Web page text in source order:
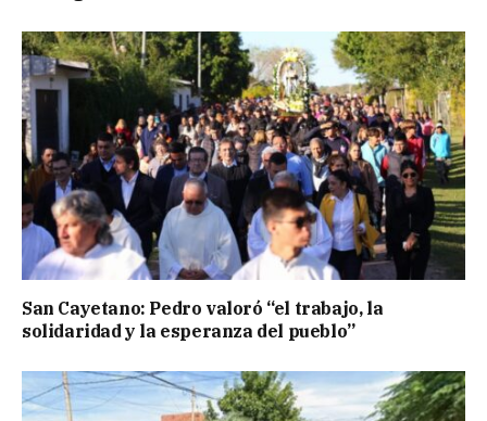
San Cayetano: Pedro valoró “el trabajo, la
solidaridad y la esperanza del pueblo”